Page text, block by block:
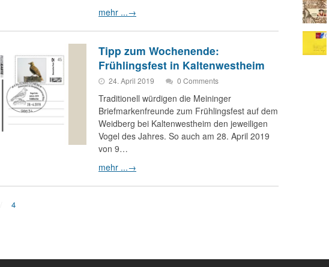
mehr ...→
Tipp zum Wochenende:
Frühlingsfest in Kaltenwestheim
24. April 2019 0 Comments
Traditionell würdigen die Meininger
Briefmarkenfreunde zum Frühlingsfest auf dem
Weidberg bei Kaltenwestheim den jeweiligen
Vogel des Jahres. So auch am 28. April 2019
von 9…
mehr ...→
4